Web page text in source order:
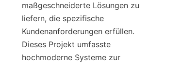
maßgeschneiderte Lösungen zu
liefern, die spezifische
Kundenanforderungen erfüllen.
Dieses Projekt umfasste
hochmoderne Systeme zur